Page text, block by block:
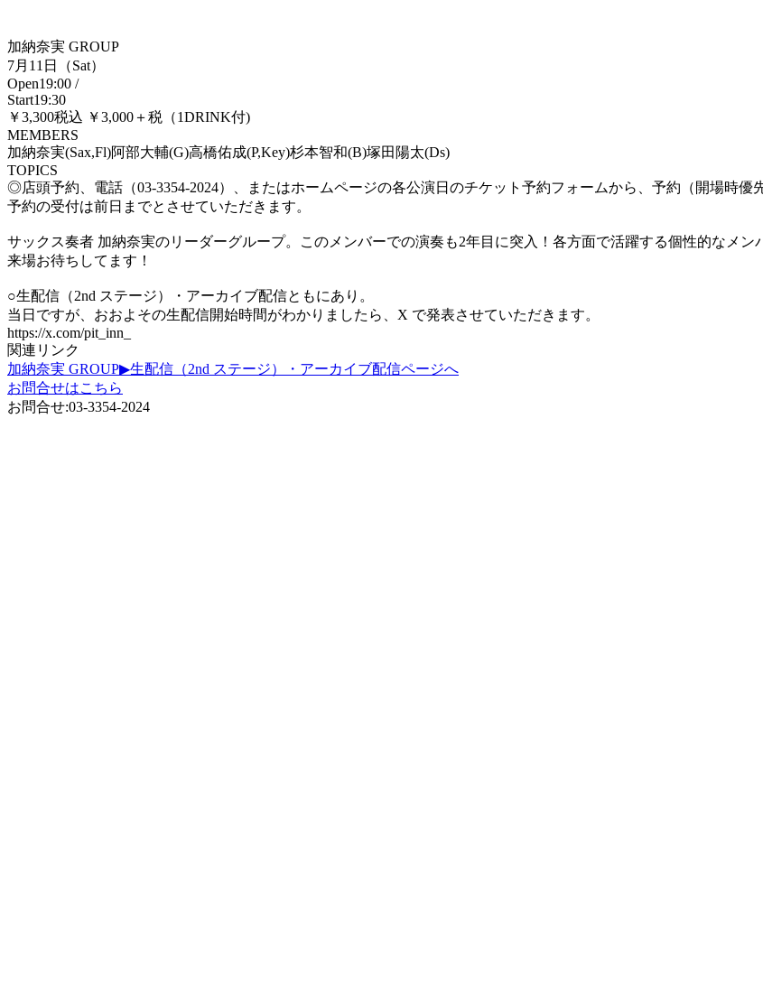
加納奈実 GROUP
7月11日（Sat）
Open19:00 /
Start19:30
￥3,300税込 ￥3,000＋税（1DRINK付)
MEMBERS
加納奈実(Sax,Fl)阿部大輔(G)高橋佑成(P,Key)杉本智和(B)塚田陽太(Ds)
TOPICS
◎店頭予約、電話（03-3354-2024）、またはホームページの各公演日のチケット予約フォームから、予約（開場時優
予約の受付は前日までとさせていただきます。
サックス奏者 加納奈実のリーダーグループ。このメンバーでの演奏も2年目に突入！各方面で活躍する個性的なメ
来場お待ちしてます！
○生配信（2nd ステージ）・アーカイブ配信ともにあり。
当日ですが、おおよその生配信開始時間がわかりましたら、X で発表させていただきます。
https://x.com/pit_inn_
関連リンク
加納奈実 GROUP▶生配信（2nd ステージ）・アーカイブ配信ページへ
お問合せはこちら
お問合せ:03-3354-2024